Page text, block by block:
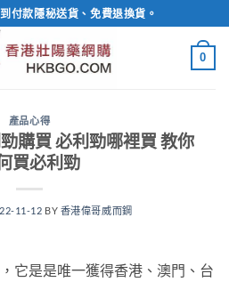
付款隱秘送貨、免費退換貨。
0
產品心得
購買 必利勁哪裡買 教你
買必利勁
11-12 BY 香港偉哥威而鋼
它是是唯一獲得香港、澳門、台